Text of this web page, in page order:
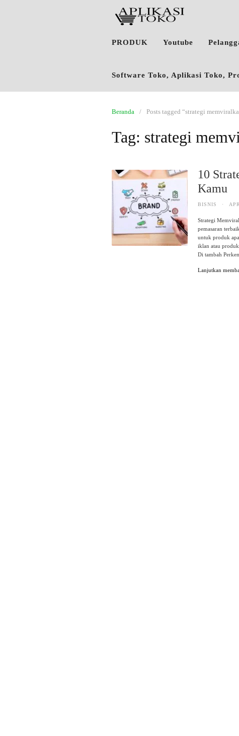
PRODUK Youtube
Software Toko, Aplikasi Toko,
Beranda Posts tagged “strategi
Tag: strategi
10
Kamu
BISNIS ·
Strategi
pemasaran
untuk produk
iklan atau
Di tambah
Lanjutkan